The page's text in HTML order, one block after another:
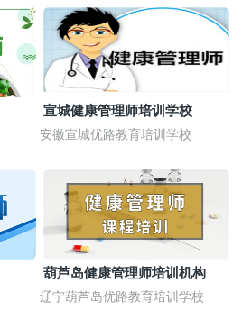
宣城健康管理师培训学校
安徽宣城优路教育培训学校
葫芦岛健康管理师培训机构
辽宁葫芦岛优路教育培训学校